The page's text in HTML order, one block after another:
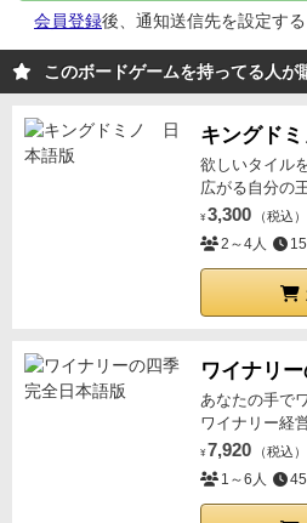
い指示したくなってしま
楽しく遊びましょう。
会員登録後、通知送信先を設定す
このボードゲームを持ってる人が
キングドミ
欲しいタイル
広がる自分の
¥ 3,300 （税込）
2～4人
ワイナリ
あなたの手で
ワイナリー経
¥ 7,920 （税込）
1～6人